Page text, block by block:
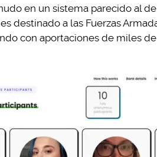
en un sistema parecido al de
destinado a las Fuerzas
con aportaciones de miles